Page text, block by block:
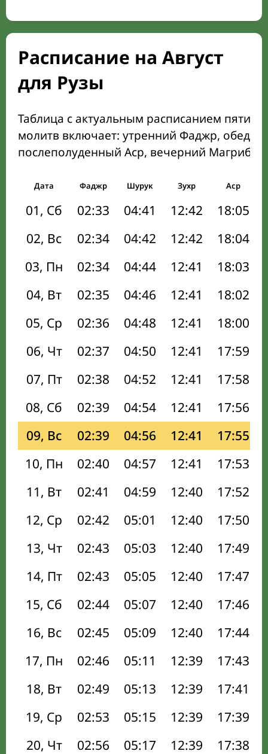
Расписание на Август
для Рузы
Таблица с актуальным расписанием пяти
молитв включает: утренний Фаджр,
послеполуденный Аср, вечерний Магриб
Дата Фаджр Шурук Зухр Аср
01, Сб 02:33 04:41 12:42 18:05
02, Вс
02:34 04:42 12:42 18:04
03, Пн
02:34 04:44 12:41 18:03
04, Вт
02:35 04:46 12:41 18:02
05, Ср
02:36 04:48 12:41 18:00
06, Чт
02:37 04:50 12:41 17:59
07, Пт
02:38 04:52 12:41 17:58
08, Сб
02:39 04:54 12:41 17:56
09, Вс
02:39 04:56 12:41 17:55
10, Пн
02:40 04:57 12:41 17:53
11, Вт
02:41 04:59 12:40 17:52
12, Ср
02:42 05:01 12:40 17:50
13, Чт
02:43 05:03 12:40 17:49
14, Пт
02:43 05:05 12:40 17:47
15, Сб
02:44 05:07 12:40 17:46
16, Вс
02:45 05:09 12:40 17:44
17, Пн
02:46 05:11 12:39 17:43
18, Вт
02:49 05:13 12:39 17:41
19, Ср
02:53 05:15 12:39 17:39
20, Чт
02:56 05:17 12:39 17:38